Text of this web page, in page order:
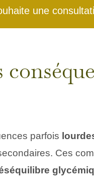
une
parfois
Ces